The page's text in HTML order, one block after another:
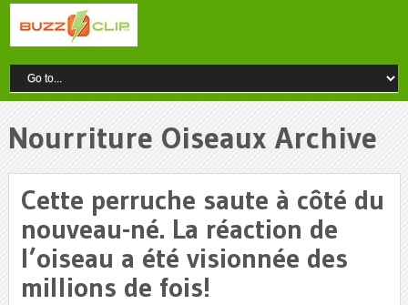
Nourriture Oiseaux Archive
Cette perruche saute à côté du
nouveau-né. La réaction de
l’oiseau a été visionnée des
millions de fois!